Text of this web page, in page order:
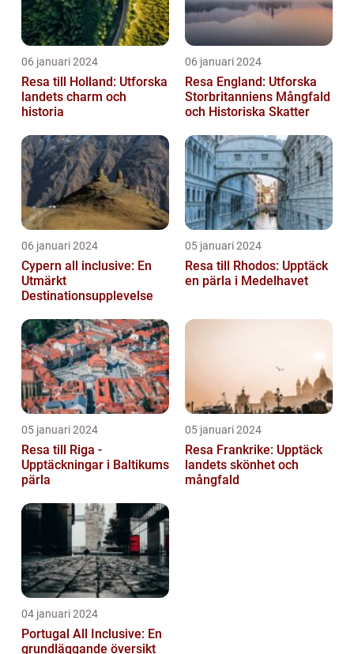
06 januari 2024
Resa till Holland: Utforska
landets charm och
historia
06 januari 2024
Resa England: Utforska
Storbritanniens Mångfald
och Historiska Skatter
06 januari 2024
Cypern all inclusive: En
Utmärkt
Destinationsupplevelse
05 januari 2024
Resa till Rhodos: Upptäck
en pärla i Medelhavet
05 januari 2024
Resa till Riga -
Upptäckningar i Baltikums
pärla
05 januari 2024
Resa Frankrike: Upptäck
landets skönhet och
mångfald
04 januari 2024
Portugal All Inclusive: En
grundläggande översikt